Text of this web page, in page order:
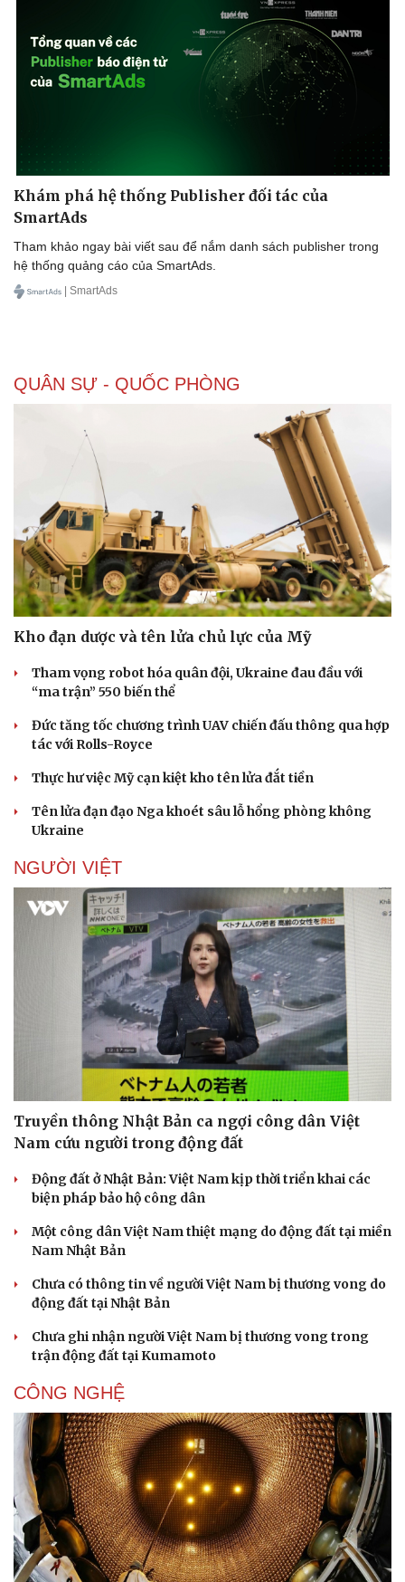
Tin nóng
Tư vấn luật
Quân sự - Quốc phòng
Việt Nam
Khám phá hệ thống Publisher đối tác của
SmartAds
Tham khảo ngay bài viết sau để nắm danh sách publisher trong
hệ thống quảng cáo của SmartAds.
| SmartAds
QUÂN SỰ - QUỐC PHÒNG
Kho đạn dược và tên lửa chủ lực của Mỹ
Tham vọng robot hóa quân đội, Ukraine đau đầu với
“ma trận” 550 biến thể
Đức tăng tốc chương trình UAV chiến đấu thông qua hợp
tác với Rolls-Royce
Thực hư việc Mỹ cạn kiệt kho tên lửa đắt tiền
Tên lửa đạn đạo Nga khoét sâu lỗ hổng phòng không
Ukraine
NGƯỜI VIỆT
Truyền thông Nhật Bản ca ngợi công dân Việt
Nam cứu người trong động đất
Động đất ở Nhật Bản: Việt Nam kịp thời triển khai các
biện pháp bảo hộ công dân
Một công dân Việt Nam thiệt mạng do động đất tại miền
Nam Nhật Bản
Chưa có thông tin về người Việt Nam bị thương vong do
động đất tại Nhật Bản
Chưa ghi nhận người Việt Nam bị thương vong trong
trận động đất tại Kumamoto
CÔNG NGHỆ